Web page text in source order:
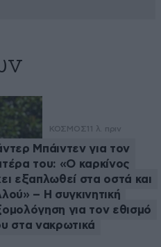
ΚΟΣΜΟΣ 11 λ. πριν
Μπάιντεν για τον
του: «Ο καρκίνος
εξαπλωθεί στα οστά και
– Η συγκινητική
για τον εθισμό
στα νακρωτικά